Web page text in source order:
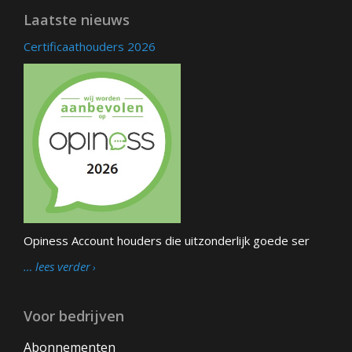
Laatste nieuws
Certificaathouders 2026
Opiness Account houders die uitzonderlijk goede ser
… lees verder
Voor bedrijven
Abonnementen